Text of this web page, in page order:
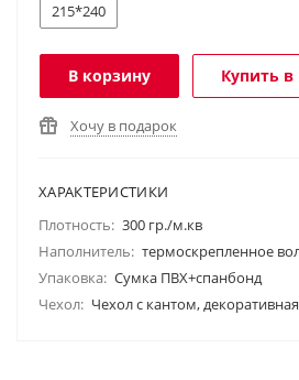
215*240
В корзину Купить в
Хочу в подарок
ХАРАКТЕРИСТИКИ
Плотность: 300 гр./м.кв
Наполнитель: термоскрепленное
Упаковка: Сумка ПВХ+спанбонд
Чехол: Чехол с кантом,